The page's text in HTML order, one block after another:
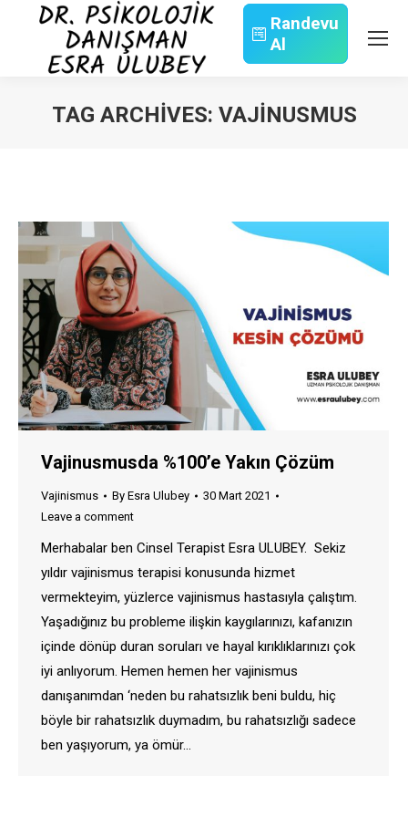
Randevu
Al
TAG ARCHIVES: VAJINUSMUS
Vajinusmusda %100’e Yakın Çözüm
Vajinismus By Esra Ulubey
30 Mart 2021
Leave a comment
Merhabalar ben Cinsel Terapist Esra ULUBEY. Sekiz
yıldır vajinismus terapisi konusunda hizmet
vermekteyim, yüzlerce vajinismus hastasıyla çalıştım.
Yaşadığınız bu probleme ilişkin kaygılarınızı, kafanızın
içinde dönüp duran soruları ve hayal kırıklıklarınızı çok
iyi anlıyorum. Hemen hemen her vajinismus
danışanımdan ‘neden bu rahatsızlık beni buldu, hiç
böyle bir rahatsızlık duymadım, bu rahatsızlığı sadece
ben yaşıyorum, ya ömür…